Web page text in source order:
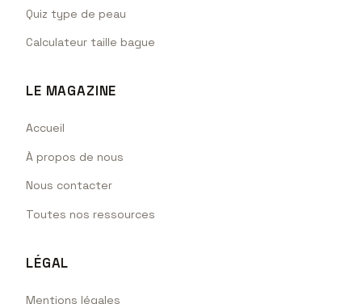
Quiz type de peau
Calculateur taille bague
LE MAGAZINE
Accueil
À propos de nous
Nous contacter
Toutes nos ressources
LÉGAL
Mentions légales